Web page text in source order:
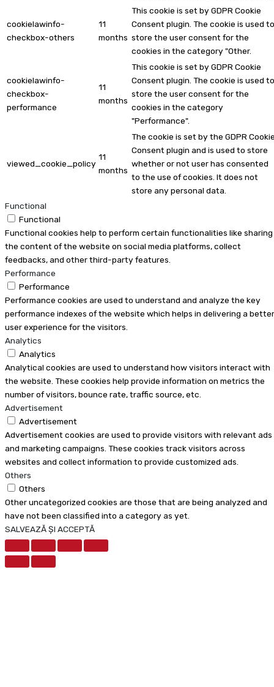
cookielawinfo-
checkbox-others
11
months
This cookie is set by GDPR Cookie
Consent plugin. The cookie is used to
store the user consent for the
cookies in the category "Other.
cookielawinfo-
checkbox-
performance
11
months
This cookie is set by GDPR Cookie
Consent plugin. The cookie is used to
store the user consent for the
cookies in the category
"Performance".
viewed_cookie_policy
11
months
The cookie is set by the GDPR
Consent plugin and is used to store
whether or not user has consented
to the use of cookies. It does not
store any personal data.
Functional
Functional
Functional cookies help to perform certain functionalities like sharing
the content of the website on social media platforms, collect
feedbacks, and other third-party features.
Performance
Performance
Performance cookies are used to understand and analyze the key
performance indexes of the website which helps in delivering a better
user experience for the visitors.
Analytics
Analytics
Analytical cookies are used to understand how visitors interact with
the website. These cookies help provide information on metrics the
number of visitors, bounce rate, traffic source, etc.
Advertisement
Advertisement
Advertisement cookies are used to provide visitors with relevant ads
and marketing campaigns. These cookies track visitors across
websites and collect information to provide customized ads.
Others
Others
Other uncategorized cookies are those that are being analyzed and
have not been classified into a category as yet.
SALVEAZĂ ȘI ACCEPTĂ